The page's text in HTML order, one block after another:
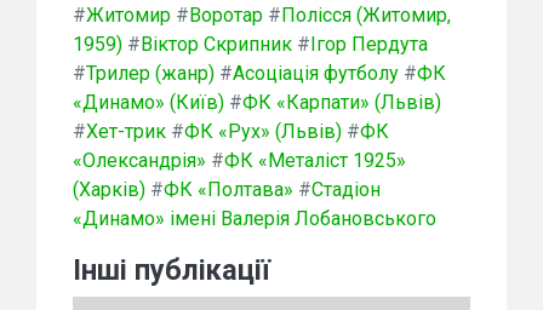
#Житомир #Воротар #Полісся (Житомир,
1959) #Віктор Скрипник #Ігор Пердута
#Трилер (жанр) #Асоціація футболу #ФК
«Динамо» (Київ) #ФК «Карпати» (Львів)
#Хет-трик #ФК «Рух» (Львів) #ФК
«Олександрія» #ФК «Металіст 1925»
(Харків) #ФК «Полтава» #Стадіон
«Динамо» імені Валерія Лобановського
Інші публікації